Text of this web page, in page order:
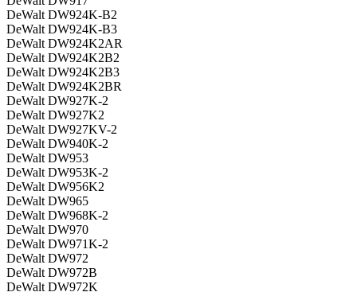
DeWalt DW924K-B2
DeWalt DW924K-B3
DeWalt DW924K2AR
DeWalt DW924K2B2
DeWalt DW924K2B3
DeWalt DW924K2BR
DeWalt DW927K-2
DeWalt DW927K2
DeWalt DW927KV-2
DeWalt DW940K-2
DeWalt DW953
DeWalt DW953K-2
DeWalt DW956K2
DeWalt DW965
DeWalt DW968K-2
DeWalt DW970
DeWalt DW971K-2
DeWalt DW972
DeWalt DW972B
DeWalt DW972K